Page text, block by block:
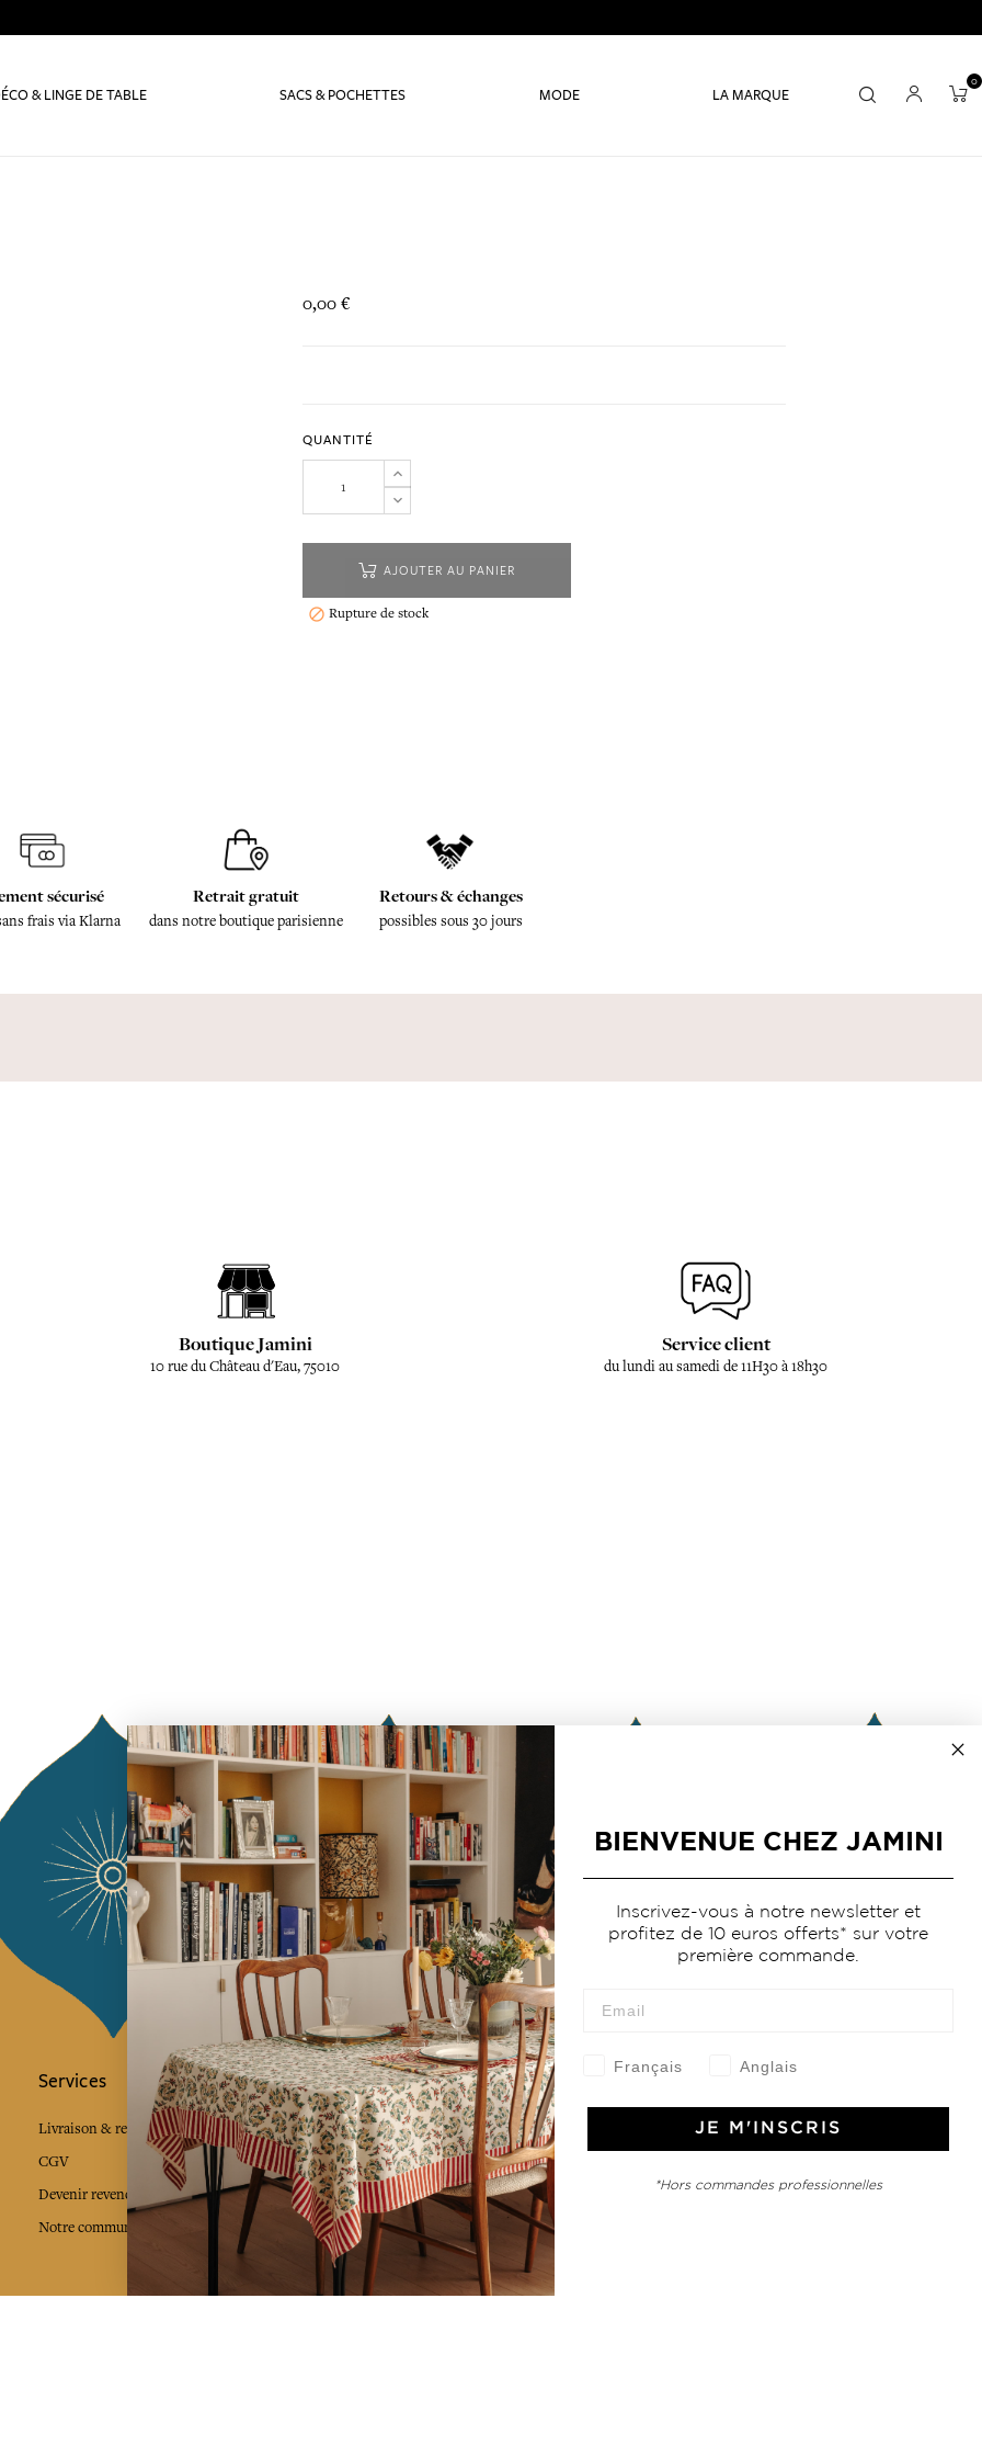
& LINGE DE TABLE SACS & POCHETTES MODE LA MARQUE
0
0,00 €
QUANTITÉ
AJOUTER AU PANIER
 Rupture de stock
sécurisé
frais via Klarna
Retrait gratuit
dans notre boutique parisienne
Retours & échanges
possibles sous 30 jours
Boutique Jamini
10 rue du Château d'Eau, 75010
Service client
du lundi au samedi de 11H30 à 18h30
Services
Livraison & retour
CGV
Devenir revendeur
Notre communauté
L'Art de Vivre Jamini
L'art de vivre JAMINI raconté avec poésie et élégance dans votre boîte mail. Inscrivez
vous à notre newsletter et rentrez dans l'univers Jamini.
BIENVENUE CHEZ JAMINI
Inscrivez-vous à notre newsletter et
profitez de 10 euros offerts* sur votre
première commande.
Français Anglais
JE M'INSCRIS
*Hors commandes professionnelles